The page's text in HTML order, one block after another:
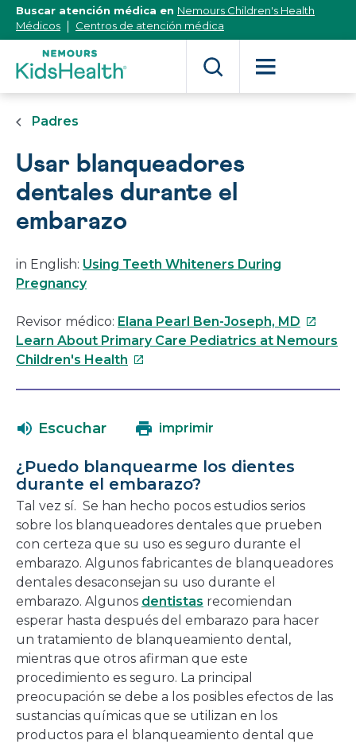
[Skip
Content]
Buscar atención médica en Nemours Children's Health
Médicos
Centros de atención médica
Padres
Usar blanqueadores
dentales durante el
embarazo
in English: Using Teeth Whiteners During
Pregnancy
Revisor médico: Elana Pearl Ben-Joseph, MD Este
enlace
Learn About Primary Care Pediatrics at Nemours
Children's Health Este
en
nueva
ventana
Escuchar imprimir
¿Puedo blanquearme los dientes
durante el embarazo?
Tal vez sí. Se han hecho pocos estudios serios
sobre los blanqueadores dentales que prueben
con certeza que su uso es seguro durante el
embarazo. Algunos fabricantes de blanqueadores
dentales desaconsejan su uso durante el
embarazo. Algunos dentistas recomiendan
esperar hasta después del embarazo para hacer
un tratamiento de blanqueamiento dental,
mientras que otros afirman que este
procedimiento es seguro. La principal
preocupación se debe a los posibles efectos de las
sustancias químicas que se utilizan en los
productos para el blanqueamiento dental que